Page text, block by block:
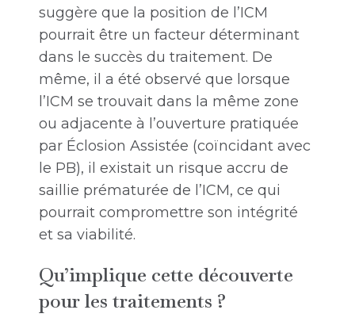
suggère que la position de l’ICM
pourrait être un facteur déterminant
dans le succès du traitement. De
même, il a été observé que lorsque
l’ICM se trouvait dans la même zone
ou adjacente à l’ouverture pratiquée
par Éclosion Assistée (coïncidant avec
le PB), il existait un risque accru de
saillie prématurée de l’ICM, ce qui
pourrait compromettre son intégrité
et sa viabilité.
Qu’implique cette découverte
pour les traitements ?